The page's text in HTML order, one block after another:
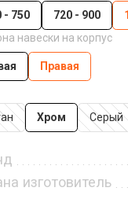
- 750 720 - 900
навески на корпус
Правая
Хром Серый
изготовитель